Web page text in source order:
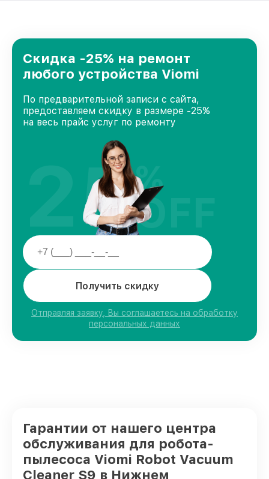
Скидка -25% на ремонт
любого устройства Viomi
По предварительной записи с сайта,
предоставляем скидку в размере -25%
на весь прайс услуг по ремонту
Получить скидку
Отправляя заявку, Вы соглашаетесь на обработку
персональных данных
25%
OFF
Гарантии от нашего центра
обслуживания для робота-
пылесоса Viomi Robot Vacuum
Cleaner S9 в Нижнем